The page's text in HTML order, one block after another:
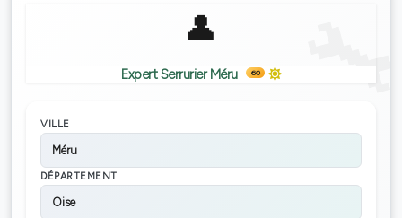
Expert Serrurier Méru 60
VILLE
Méru
DÉPARTEMENT
Oise